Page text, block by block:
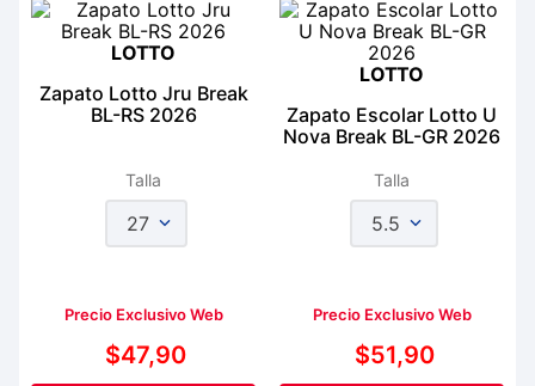
LOTTO
Zapato Lotto Jru Break
BL-RS 2026
Talla
27
Precio Exclusivo Web
$47,90
LOTTO
Zapato Escolar Lotto U
Nova Break BL-GR 2026
Talla
5.5
Precio Exclusivo Web
$51,90